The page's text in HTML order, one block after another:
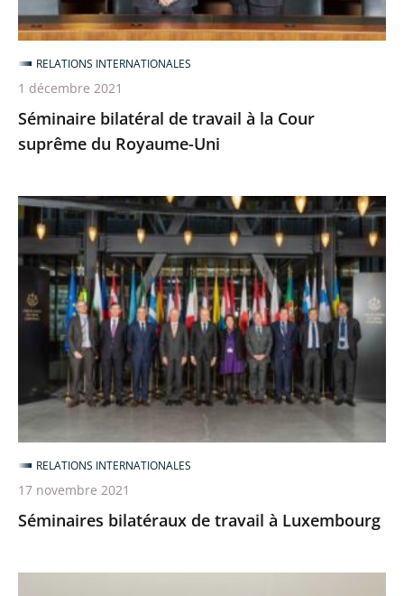
du
Royaume-
Uni
Séminaire bilatéral de travail à la Cour
suprême du Royaume-Uni
RELATIONS INTERNATIONALES
1 décembre 2021
Séminaires
bilatéraux
de
travail
à
Luxembourg
Séminaires bilatéraux de travail à Luxembourg
RELATIONS INTERNATIONALES
17 novembre 2021